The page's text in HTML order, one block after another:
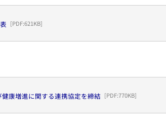
[PDF:621KB]
康増進に関する連携協定を締結 [PDF:770KB]